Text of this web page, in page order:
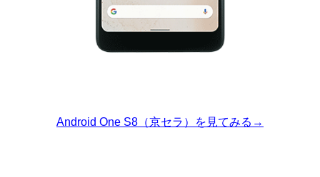
Android One S8（京セラ）を見てみる→